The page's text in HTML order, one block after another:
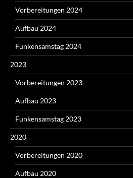
Vorbereitungen 2024
Aufbau 2024
Funkensamstag 2024
2023
Vorbereitungen 2023
Aufbau 2023
Funkensamstag 2023
2020
Vorbereitungen 2020
Aufbau 2020